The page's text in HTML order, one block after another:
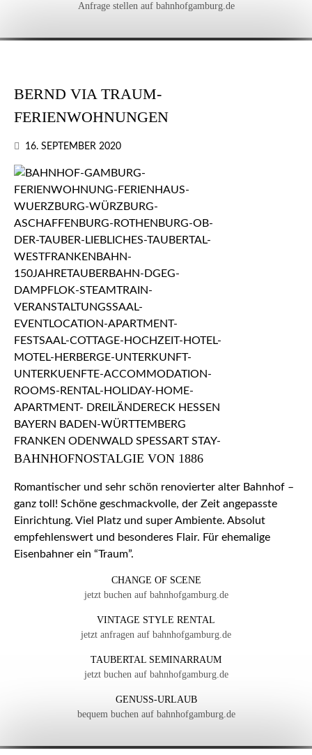
Anfrage stellen auf bahnhofgamburg.de
BERND VIA TRAUM-
FERIENWOHNUNGEN
16. SEPTEMBER 2020
BAHNHOFNOSTALGIE VON 1886
Romantischer und sehr schön renovierter alter Bahnhof –
ganz toll! Schöne geschmackvolle, der Zeit angepasste
Einrichtung. Viel Platz und super Ambiente. Absolut
empfehlenswert und besonderes Flair. Für ehemalige
Eisenbahner ein “Traum”.
CHANGE OF SCENE
jetzt buchen auf bahnhofgamburg.de
VINTAGE STYLE RENTAL
jetzt anfragen auf bahnhofgamburg.de
TAUBERTAL SEMINARRAUM
jetzt buchen auf bahnhofgamburg.de
GENUSS-URLAUB
bequem buchen auf bahnhofgamburg.de